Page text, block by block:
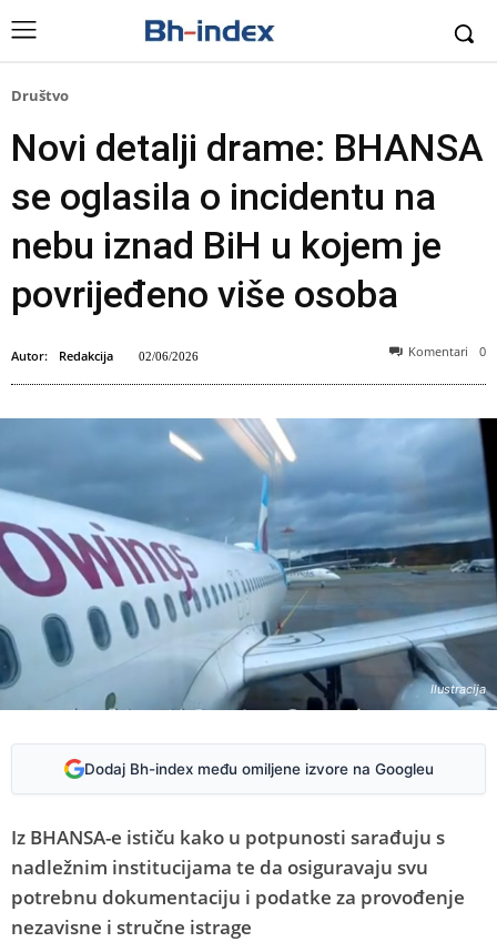
Društvo
Novi detalji drame: BHANSA
se oglasila o incidentu na
nebu iznad BiH u kojem je
povrijeđeno više osoba
Autor: Redakcija 02/06/2026 Komentari 0
Ilustracija
Dodaj Bh-index među omiljene izvore na Googleu
Iz BHANSA-e ističu kako u potpunosti sarađuju s
nadležnim institucijama te da osiguravaju svu
potrebnu dokumentaciju i podatke za provođenje
nezavisne i stručne istrage